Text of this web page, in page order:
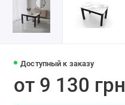
Доступный к заказу
от 9 130 грн